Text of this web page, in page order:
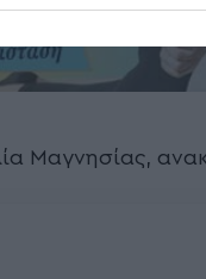
Μαγνησίας,